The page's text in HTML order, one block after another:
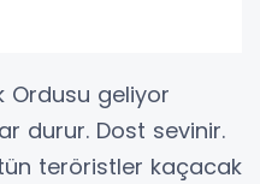
Ordusu geliyor
durur. Dost sevinir.
teröristler kaçacak